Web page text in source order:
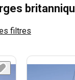
filtres